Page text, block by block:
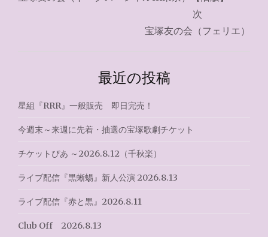
シ
ョ
ン
次
宝塚友の会（フェリエ）
最近の投稿
星組『RRR』一般販売 即日完売！
今週末～来週に先着・抽選の宝塚歌劇チケット
チケットぴあ ～2026.8.12（千秋楽）
ライブ配信『黒蜥蜴』新人公演 2026.8.13
ライブ配信『赤と黒』2026.8.11
Club Off 2026.8.13